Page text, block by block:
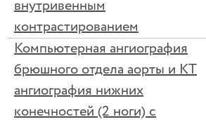
внутривенным
контрастированием
Компьютерная ангиография
брюшного отдела аорты и КТ
ангиография нижних
конечностей (2 ноги) с